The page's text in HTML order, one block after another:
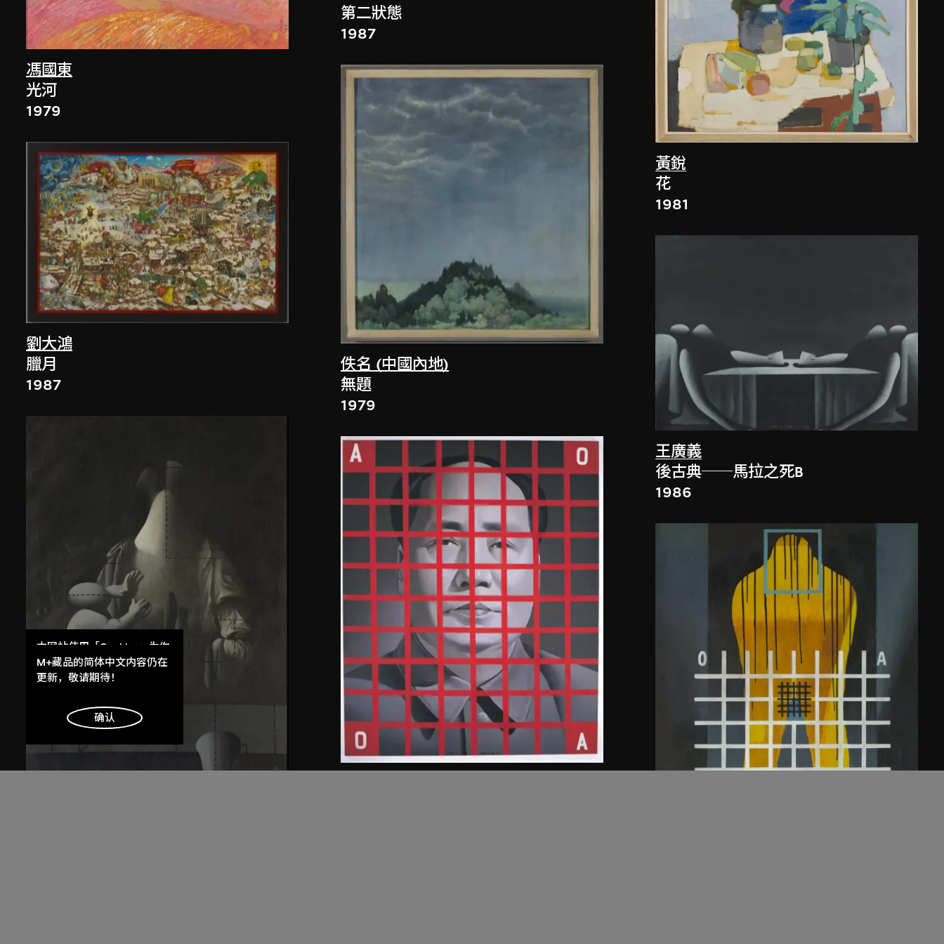
馮國東
光河
1979
劉大鴻
臘月
1987
第二狀態
1987
佚名 (中國內地)
無題
1979
黃銳
花
1981
王廣義
後古典──馬拉之死B
1986
本网站使用「Cookies」为你
提供最好的网站体验。
了解更多
明白
M+藏品的简体中文内容仍在
更新，敬请期待！
确认